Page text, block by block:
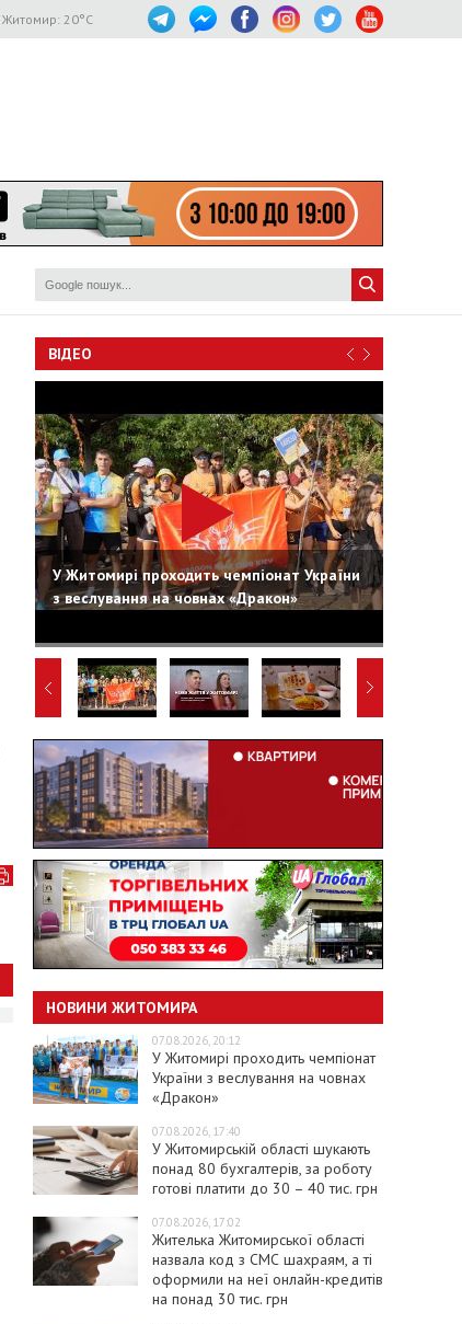
Житомир: 20°C
ВІДЕО
У Житомирі проходить чемпіонат України
з веслування на човнах «Дракон»
НОВИНИ ЖИТОМИРА
07.08.2026, 20:12
У Житомирі проходить чемпіонат
України з веслування на човнах
«Дракон»
07.08.2026, 17:40
У Житомирській області шукають
понад 80 бухгалтерів, за роботу
готові платити до 30 – 40 тис. грн
07.08.2026, 17:02
Жителька Житомирської області
назвала код з СМС шахраям, а ті
оформили на неї онлайн-кредитів
на понад 30 тис. грн